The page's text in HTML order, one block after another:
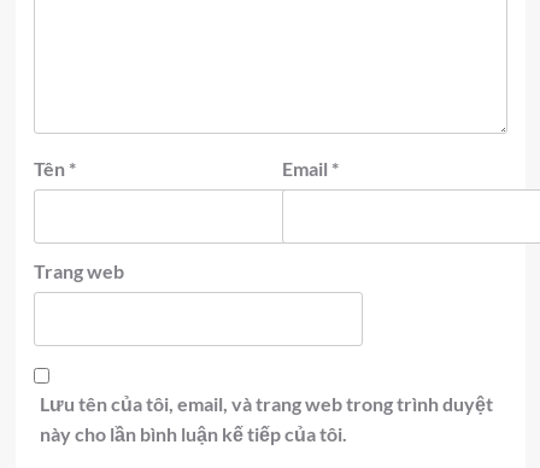
Tên * Email *
Trang web
Lưu tên của tôi, email, và trang web trong trình duyệt
này cho lần bình luận kế tiếp của tôi.